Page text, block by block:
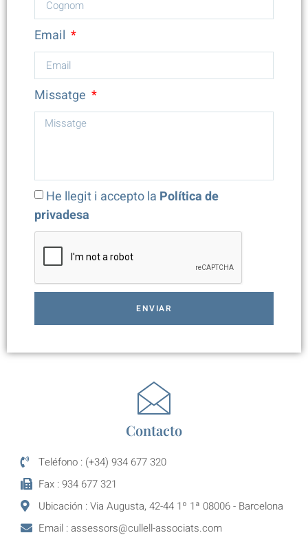
Email
Missatge
He llegit i accepto la Política de
privadesa
ENVIAR
Contacto
Teléfono : (+34) 934 677 320
Fax : 934 677 321
Ubicación : Via Augusta, 42-44 1º 1ª 08006 - Barcelona
Email : assessors@cullell-associats.com